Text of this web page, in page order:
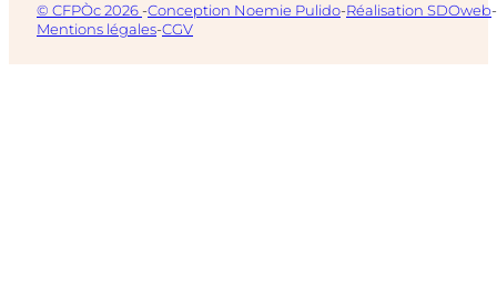
© CFPÒc 2026-Conception Noemie Pulido-Réalisation SDOweb-
Mentions légales-CGV